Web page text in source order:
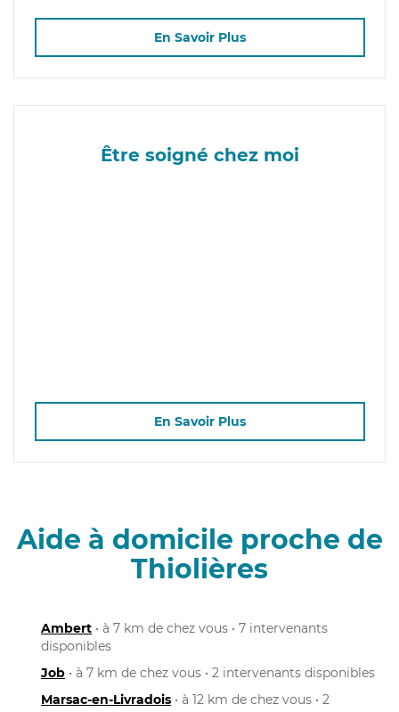
En Savoir Plus
Être soigné chez moi
En Savoir Plus
Aide à domicile proche de
Thiolières
Ambert • à 7 km de chez vous • 7 intervenants
disponibles
Job • à 7 km de chez vous • 2 intervenants disponibles
Marsac-en-Livradois • à 12 km de chez vous • 2